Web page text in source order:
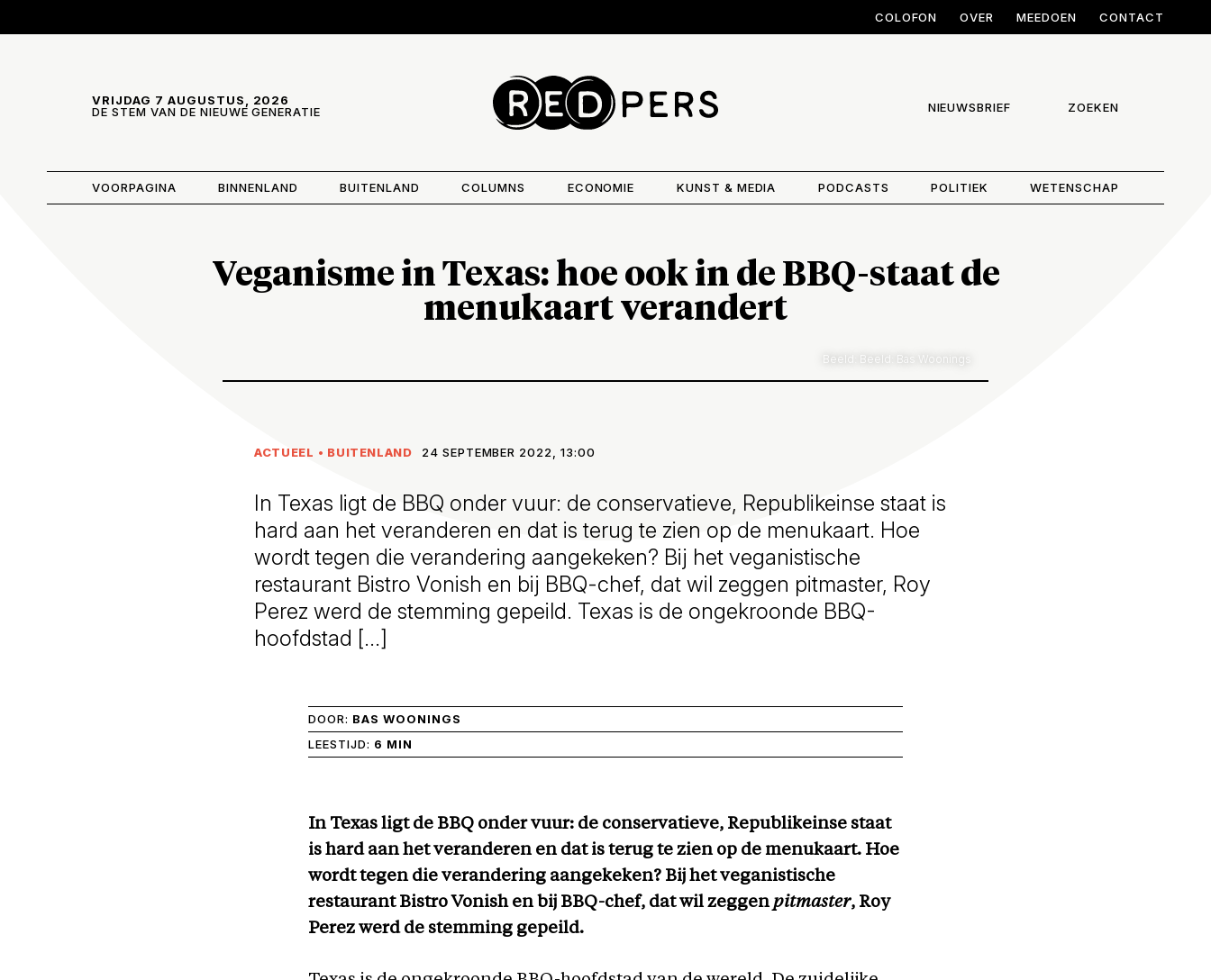
COLOFON OVER MEEDOEN CONTACT
VRIJDAG 7 AUGUSTUS, 2026
DE STEM VAN DE NIEUWE GENERATIE
NIEUWSBRIEF ZOEKEN
VOORPAGINA BINNENLAND BUITENLAND COLUMNS ECONOMIE KUNST & MEDIA PODCASTS POLITIEK WETENSCHAP
Veganisme in Texas: hoe ook in de BBQ-staat de
menukaart verandert
Beeld: Beeld: Bas Woonings
ACTUEEL • BUITENLAND 24 SEPTEMBER 2022, 13:00
In Texas ligt de BBQ onder vuur: de conservatieve, Republikeinse staat is
hard aan het veranderen en dat is terug te zien op de menukaart. Hoe
wordt tegen die verandering aangekeken? Bij het veganistische
restaurant Bistro Vonish en bij BBQ-chef, dat wil zeggen pitmaster, Roy
Perez werd de stemming gepeild. Texas is de ongekroonde BBQ-
hoofdstad […]
DOOR: BAS WOONINGS
LEESTIJD: 6 MIN
In Texas ligt de BBQ onder vuur: de conservatieve, Republikeinse staat
is hard aan het veranderen en dat is terug te zien op de menukaart. Hoe
wordt tegen die verandering aangekeken? Bij het veganistische
restaurant Bistro Vonish en bij BBQ-chef, dat wil zeggenpitmaster, Roy
Perez werd de stemming gepeild.